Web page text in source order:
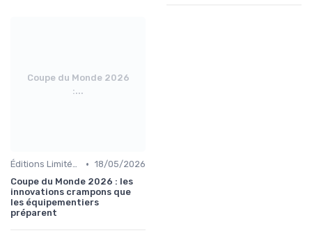
Coupe du Monde 2026
:...
Éditions Limitées et Collaborations • 18/05/2026
Coupe du Monde 2026 : les
innovations crampons que
les équipementiers
préparent